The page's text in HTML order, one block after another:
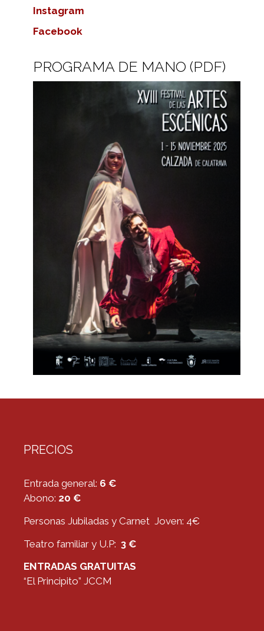
Instagram
Facebook
PROGRAMA DE MANO (PDF)
PRECIOS
Entrada general: 6 €
Abono: 20 €
Personas Jubiladas y Carnet Joven: 4€
Teatro familiar y U.P: 3 €
ENTRADAS GRATUITAS
“El Principito” JCCM